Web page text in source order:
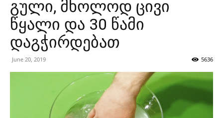
გული, მხოლოდ ცივი
წყალი და 30 წამი
დაგჭირდებათ
June 20, 2019 5636